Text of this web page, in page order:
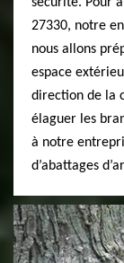
27330, notre
nous allons
espace
direction de la
élaguer les
à notre
d’abattages